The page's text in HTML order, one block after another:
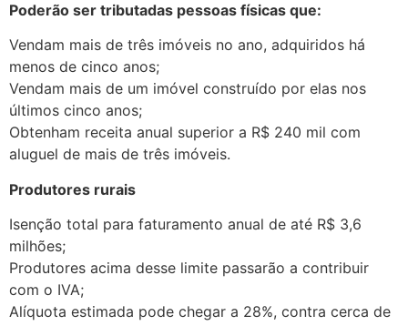
Poderão ser tributadas pessoas físicas que:
Vendam mais de três imóveis no ano, adquiridos há
menos de cinco anos;
Vendam mais de um imóvel construído por elas nos
últimos cinco anos;
Obtenham receita anual superior a R$ 240 mil com
aluguel de mais de três imóveis.
Produtores rurais
Isenção total para faturamento anual de até R$ 3,6
milhões;
Produtores acima desse limite passarão a contribuir
com o IVA;
Alíquota estimada pode chegar a 28%, contra cerca de